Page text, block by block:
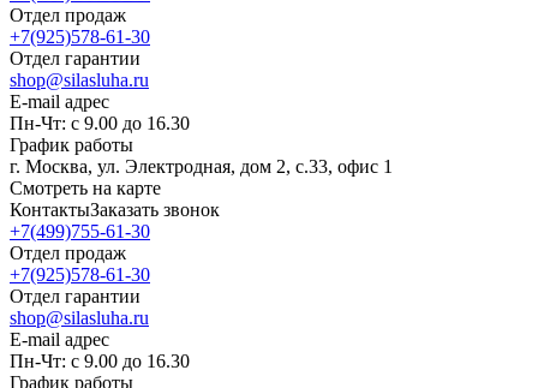
Отдел продаж
+7(925)578-61-30
Отдел гарантии
shop@silasluha.ru
E-mail адрес
Пн-Чт: с 9.00 до 16.30
График работы
г. Москва, ул. Электродная, дом 2, с.33, офис 1
Смотреть на карте
КонтактыЗаказать звонок
+7(499)755-61-30
Отдел продаж
+7(925)578-61-30
Отдел гарантии
shop@silasluha.ru
E-mail адрес
Пн-Чт: с 9.00 до 16.30
График работы